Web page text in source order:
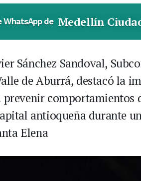
WhatsApp de Medellín
Sánchez Sandoval,
de Aburrá, destacó la
comportamientos
antioqueña durante
Elena